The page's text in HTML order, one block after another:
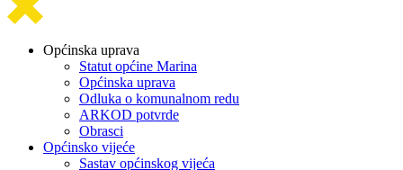
Općinska uprava
Statut općine Marina
Općinska uprava
Odluka o komunalnom redu
ARKOD potvrde
Obrasci
Općinsko vijeće
Sastav općinskog vijeća